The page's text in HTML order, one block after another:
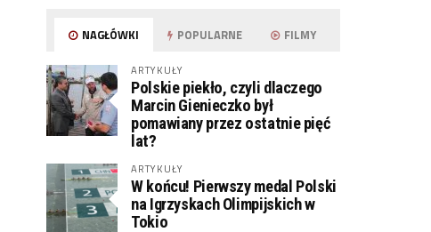
NAGŁÓWKI POPULARNE FILMY
ARTYKUŁY
Polskie piekło, czyli dlaczego
Marcin Gienieczko był
pomawiany przez ostatnie pięć
lat?
ARTYKUŁY
W końcu! Pierwszy medal Polski
na Igrzyskach Olimpijskich w
Tokio